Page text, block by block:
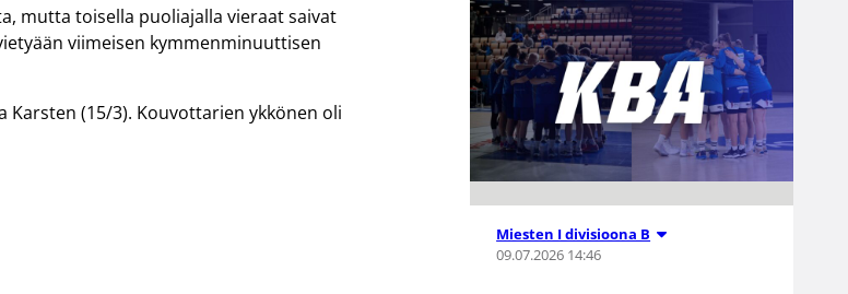
mutta toisella puoliajalla vieraat saivat
viimeisen kymmenminuuttisen
Karsten (15/3). Kouvottarien ykkönen oli
Miesten I divisioona B
09.07.2026 14:46